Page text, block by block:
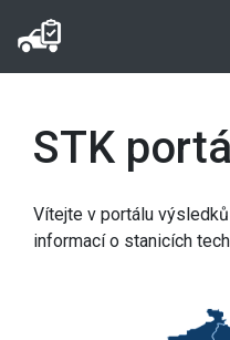
STK portál
Vítejte v portálu
informací o stanicích